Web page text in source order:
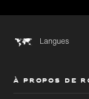
Langues
À PROPOS DE